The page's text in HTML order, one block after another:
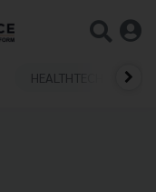
HEALTHTECH